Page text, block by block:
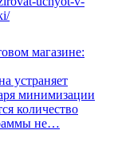
магазине:
устраняет
минимизации
количество
не…